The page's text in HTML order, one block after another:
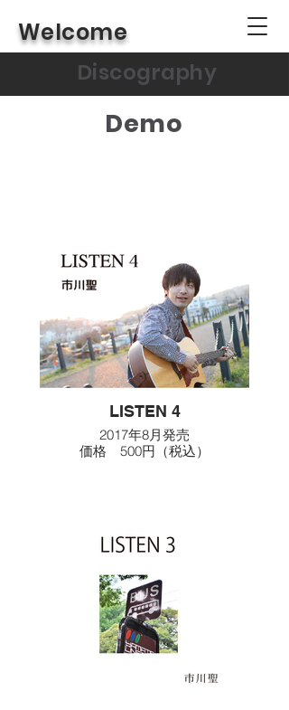
Welcome
Discography
Demo
LISTEN 4
2017年8月発売
価格 500円（税込）